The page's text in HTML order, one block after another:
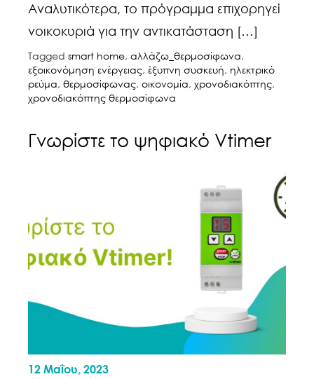
Αναλυτικότερα, το πρόγραμμα επιχορηγεί
νοικοκυριά για την αντικατάσταση […]
Tagged smart home, αλλάζω_θερμοσίφωνα,
εξοικονόμηση ενέργειας, έξυπνη συσκευή, ηλεκτρικό
ρεύμα, θερμοσίφωνας, οικονομία, χρονοδιακόπτης,
χρονοδιακόπτης θερμοσίφωνα
Γνωρίστε το ψηφιακό Vtimer
12 Μαΐου, 2023